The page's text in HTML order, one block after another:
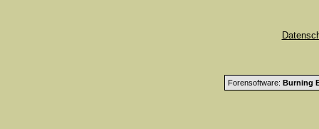
Forensoftware: Burning